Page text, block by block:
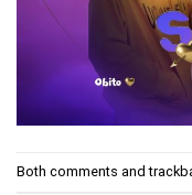
Both comments and